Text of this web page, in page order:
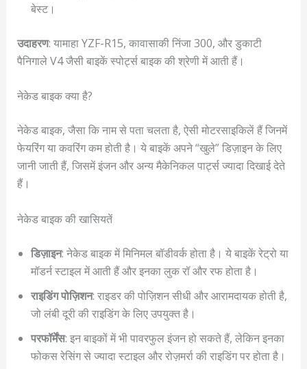
बेस्ट।
उदाहरण: यामाहा YZF-R15, कावासाकी निंजा 300, और डुकाटी
पैनिगाले V4 जैसी बाइकें स्पोर्ट्स बाइक की श्रेणी में आती हैं।
नेकेड बाइक क्या है?
नेकेड बाइक, जैसा कि नाम से पता चलता है, ऐसी मोटरसाइकिलें हैं जिनमें
फेयरिंग या कवरिंग कम होती है। ये बाइकें अपने “खुले” डिज़ाइन के लिए
जानी जाती हैं, जिसमें इंजन और अन्य मैकेनिकल पार्ट्स ज्यादा दिखाई देते
हैं।
नेकेड बाइक की खासियतें
डिज़ाइन: नेकेड बाइक में मिनिमल बॉडीवर्क होता है। ये बाइकें रेट्रो या
मॉडर्न स्टाइल में आती हैं और इनका लुक रॉ और रफ होता है।
राइडिंग पोज़िशन: राइडर की पोज़िशन सीधी और आरामदायक होती है,
जो लंबी दूरी की राइडिंग के लिए उपयुक्त है।
परफॉर्मेंस: इन बाइकों में भी पावरफुल इंजन हो सकते हैं, लेकिन इनका
फोकस रेसिंग से ज्यादा स्टाइल और रोज़मर्रा की राइडिंग पर होता है।